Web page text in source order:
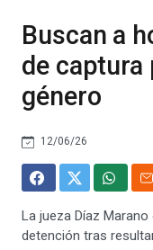
Buscan a
de captura
género
12/06/26
La jueza Díaz
detención tras